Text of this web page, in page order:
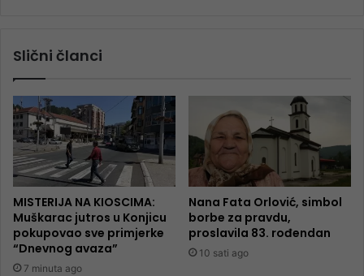
Slični članci
MISTERIJA NA KIOSCIMA:
Muškarac jutros u Konjicu
pokupovao sve primjerke
“Dnevnog avaza”
7 minuta ago
Nana Fata Orlović, simbol
borbe za pravdu,
proslavila 83. rođendan
10 sati ago